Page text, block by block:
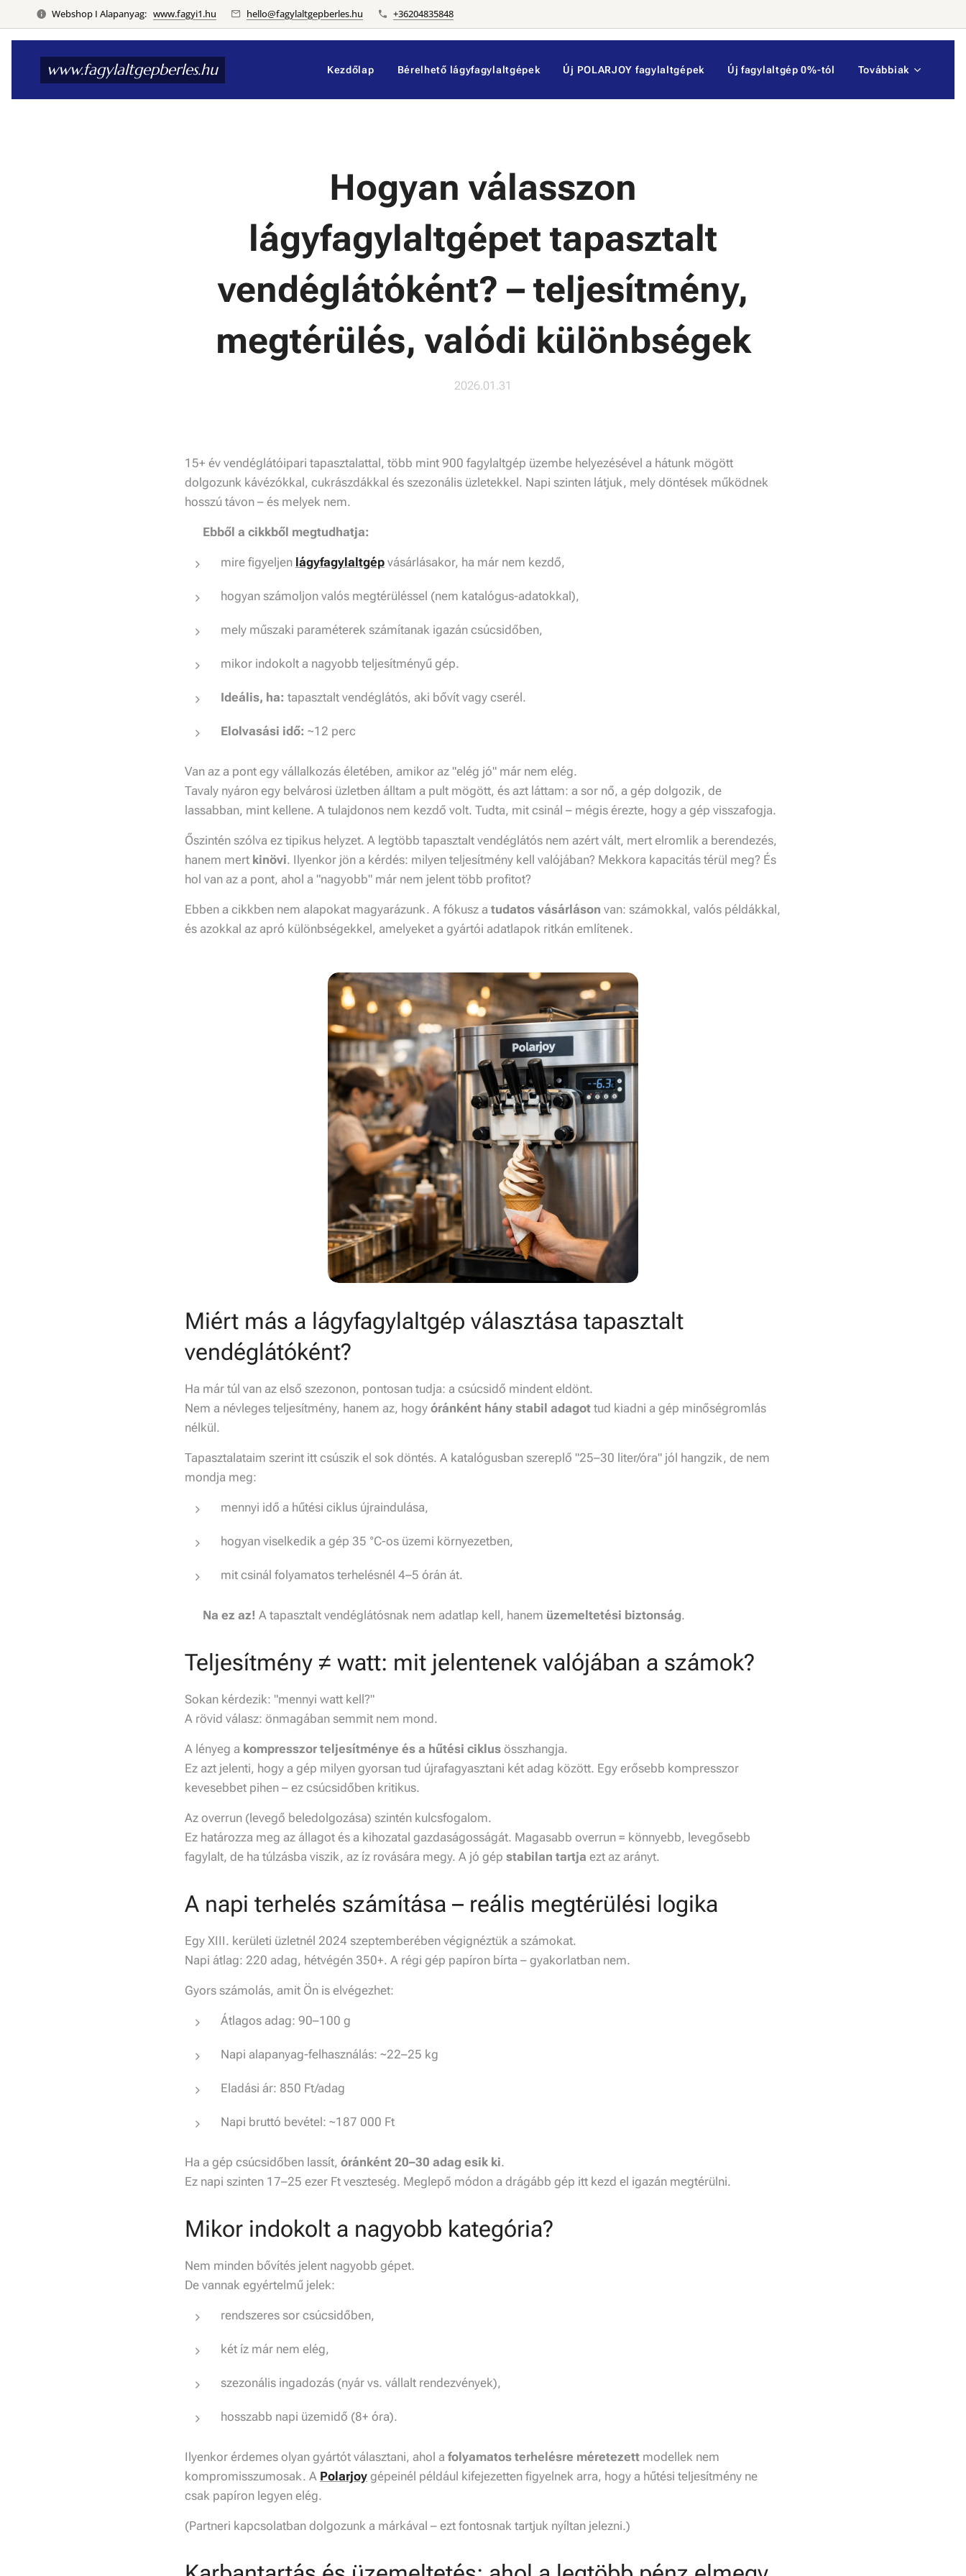
Webshop I Alapanyag: www.fagyi1.hu hello@fagylaltgepberles.hu +36204835848
www.fagylaltgepberles.hu Kezdőlap Bérelhető lágyfagylaltgépek Új POLARJOY fagylaltgépek Új fagylaltgép 0%-tól Továbbiak
Hogyan válasszon
lágyfagylaltgépet tapasztalt
vendéglátóként? – teljesítmény,
megtérülés, valódi különbségek
2026.01.31
15+ év vendéglátóipari tapasztalattal, több mint 900 fagylaltgép üzembe helyezésével a hátunk mögött
dolgozunk kávézókkal, cukrászdákkal és szezonális üzletekkel. Napi szinten látjuk, mely döntések működnek
hosszú távon – és melyek nem.
Ebből a cikkből megtudhatja:
mire figyeljen lágyfagylaltgép vásárlásakor, ha már nem kezdő,
hogyan számoljon valós megtérüléssel (nem katalógus-adatokkal),
mely műszaki paraméterek számítanak igazán csúcsidőben,
mikor indokolt a nagyobb teljesítményű gép.
Ideális, ha: tapasztalt vendéglátós, aki bővít vagy cserél.
Elolvasási idő: ~12 perc
Van az a pont egy vállalkozás életében, amikor az "elég jó" már nem elég.
Tavaly nyáron egy belvárosi üzletben álltam a pult mögött, és azt láttam: a sor nő, a gép dolgozik, de
lassabban, mint kellene. A tulajdonos nem kezdő volt. Tudta, mit csinál – mégis érezte, hogy a gép visszafogja.
Őszintén szólva ez tipikus helyzet. A legtöbb tapasztalt vendéglátós nem azért vált, mert elromlik a berendezés,
hanem mert kinövi. Ilyenkor jön a kérdés: milyen teljesítmény kell valójában? Mekkora kapacitás térül meg? És
hol van az a pont, ahol a "nagyobb" már nem jelent több profitot?
Ebben a cikkben nem alapokat magyarázunk. A fókusz a tudatos vásárláson van: számokkal, valós példákkal,
és azokkal az apró különbségekkel, amelyeket a gyártói adatlapok ritkán említenek.
Miért más a lágyfagylaltgép választása tapasztalt
vendéglátóként?
Ha már túl van az első szezonon, pontosan tudja: a csúcsidő mindent eldönt.
Nem a névleges teljesítmény, hanem az, hogy óránként hány stabil adagot tud kiadni a gép minőségromlás
nélkül.
Tapasztalataim szerint itt csúszik el sok döntés. A katalógusban szereplő "25–30 liter/óra" jól hangzik, de nem
mondja meg:
mennyi idő a hűtési ciklus újraindulása,
hogyan viselkedik a gép 35 °C-os üzemi környezetben,
mit csinál folyamatos terhelésnél 4–5 órán át.
Na ez az! A tapasztalt vendéglátósnak nem adatlap kell, hanem üzemeltetési biztonság.
Teljesítmény ≠ watt: mit jelentenek valójában a számok?
Sokan kérdezik: "mennyi watt kell?"
A rövid válasz: önmagában semmit nem mond.
A lényeg a kompresszor teljesítménye és a hűtési ciklus összhangja.
Ez azt jelenti, hogy a gép milyen gyorsan tud újrafagyasztani két adag között. Egy erősebb kompresszor
kevesebbet pihen – ez csúcsidőben kritikus.
Az overrun (levegő beledolgozása) szintén kulcsfogalom.
Ez határozza meg az állagot és a kihozatal gazdaságosságát. Magasabb overrun = könnyebb, levegősebb
fagylalt, de ha túlzásba viszik, az íz rovására megy. A jó gép stabilan tartja ezt az arányt.
A napi terhelés számítása – reális megtérülési logika
Egy XIII. kerületi üzletnél 2024 szeptemberében végignéztük a számokat.
Napi átlag: 220 adag, hétvégén 350+. A régi gép papíron bírta – gyakorlatban nem.
Gyors számolás, amit Ön is elvégezhet:
Átlagos adag: 90–100 g
Napi alapanyag-felhasználás: ~22–25 kg
Eladási ár: 850 Ft/adag
Napi bruttó bevétel: ~187 000 Ft
Ha a gép csúcsidőben lassít, óránként 20–30 adag esik ki.
Ez napi szinten 17–25 ezer Ft veszteség. Meglepő módon a drágább gép itt kezd el igazán megtérülni.
Mikor indokolt a nagyobb kategória?
Nem minden bővítés jelent nagyobb gépet.
De vannak egyértelmű jelek:
rendszeres sor csúcsidőben,
két íz már nem elég,
szezonális ingadozás (nyár vs. vállalt rendezvények),
hosszabb napi üzemidő (8+ óra).
Ilyenkor érdemes olyan gyártót választani, ahol a folyamatos terhelésre méretezett modellek nem
kompromisszumosak. A Polarjoy gépeinél például kifejezetten figyelnek arra, hogy a hűtési teljesítmény ne
csak papíron legyen elég.
(Partneri kapcsolatban dolgozunk a márkával – ezt fontosnak tartjuk nyíltan jelezni.)